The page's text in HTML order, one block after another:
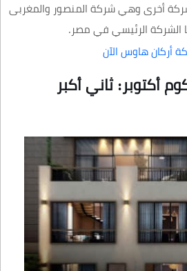
أخرى وهي شركة المنصور والمغربى
الشركة الرئيسي في مصر.
أكتوبر: ثاني أكبر